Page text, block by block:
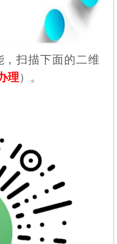
，扫描下面的二维
理）。